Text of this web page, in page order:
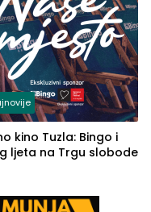
kino Tuzla: Bingo i
ljeta na Trgu slobode